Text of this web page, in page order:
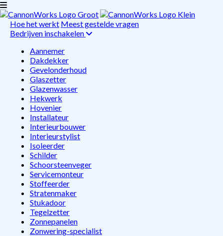
Hoe het werkt Meest gestelde vragen
Bedrijven inschakelen
Aannemer
Dakdekker
Gevelonderhoud
Glaszetter
Glazenwasser
Hekwerk
Hovenier
Installateur
Interieurbouwer
Interieurstylist
Isoleerder
Schilder
Schoorsteenveger
Servicemonteur
Stoffeerder
Stratenmaker
Stukadoor
Tegelzetter
Zonnepanelen
Zonwering-specialist